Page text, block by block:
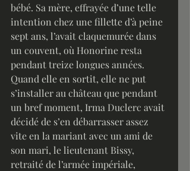
bébé. Sa mère, effrayée d’une telle
intention chez une fillette d’à peine
sept ans, l’avait claquemurée dans
un couvent, où Honorine resta
pendant treize longues années.
Quand elle en sortit, elle ne put
s’installer au château que pendant
un bref moment, Irma Duclerc avait
décidé de s’en débarrasser assez
vite en la mariant avec un ami de
son mari, le lieutenant Bissy,
retraité de l’armée impériale,